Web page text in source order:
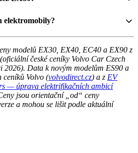
elektromobily?
modelů EX30, EX40, EC40 a EX90 z
(oficiální české ceníky Volvo Car Czech
2026). Data k novým modelům ES90 a
ceníků Volvo (volvodirect.cz) a z EV
— úprava elektrifikačních ambicí
jsou orientační „od“ ceny
a mohou se lišit podle aktuální